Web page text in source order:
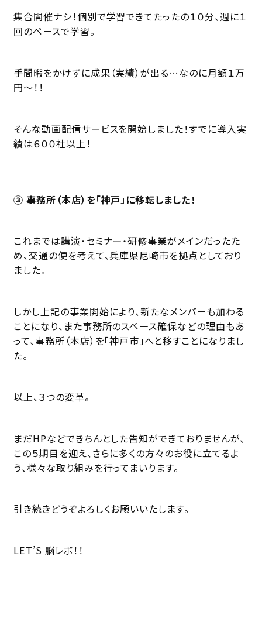
集合開催ナシ！個別で学習できてたったの１０分、週に１
回のペースで学習。
手間暇をかけずに成果（実績）が出る…なのに月額１万
円〜！！
そんな動画配信サービスを開始しました！すでに導入実
績は６００社以上！
③ 事務所（本店）を「神戸」に移転しました！
これまでは講演・セミナー・研修事業がメインだったた
め、交通の便を考えて、兵庫県尼崎市を拠点としており
ました。
しかし上記の事業開始により、新たなメンバーも加わる
ことになり、また事務所のスペース確保などの理由もあ
って、事務所（本店）を「神戸市」へと移すことになりまし
た。
以上、３つの変革。
まだHPなどできちんとした告知ができておりませんが、
この５期目を迎え、さらに多くの方々のお役に立てるよ
う、様々な取り組みを行ってまいります。
引き続きどうぞよろしくお願いいたします。
LET’S 脳レボ！！